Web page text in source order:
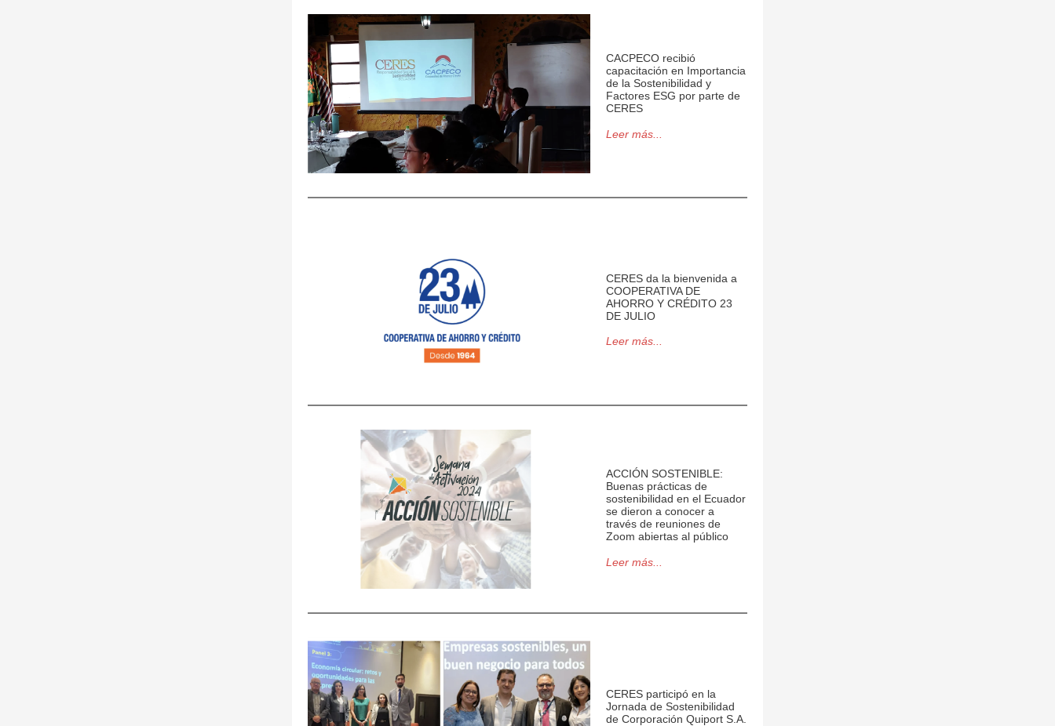
CACPECO recibió
capacitación en Importancia
de la Sostenibilidad y
Factores ESG por parte de
CERES
Leer más...
CERES da la bienvenida a
COOPERATIVA DE
AHORRO Y CRÉDITO 23
DE JULIO
Leer más...
ACCIÓN SOSTENIBLE:
Buenas prácticas de
sostenibilidad en el Ecuador
se dieron a conocer a
través de reuniones de
Zoom abiertas al público
Leer más...
CERES participó en la
Jornada de Sostenibilidad
de Corporación Quiport S.A.